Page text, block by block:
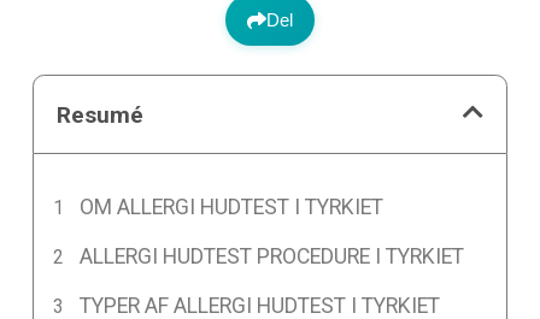
Del
Resumé
OM ALLERGI HUDTEST I TYRKIET
ALLERGI HUDTEST PROCEDURE I TYRKIET
TYPER AF ALLERGI HUDTEST I TYRKIET